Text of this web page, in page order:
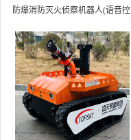
防爆消防灭火侦察机器人(语音控
MC80BD（第6代）